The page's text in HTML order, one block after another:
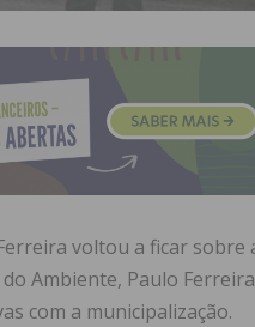
voltou a ficar sobre
Ambiente, Paulo
com a municipalização.